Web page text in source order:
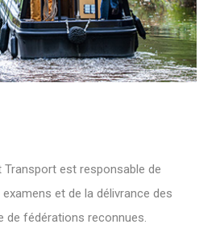
Transport est responsable de
et de la délivrance des
de fédérations reconnues.